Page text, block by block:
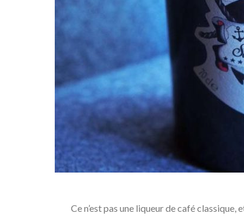
Ce n’est pas une liqueur de café classique,